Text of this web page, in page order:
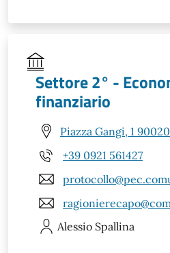
Settore 2° -
finanziario
Piazza Gangi, 1
+39 0921 561427
Alessio Spallina